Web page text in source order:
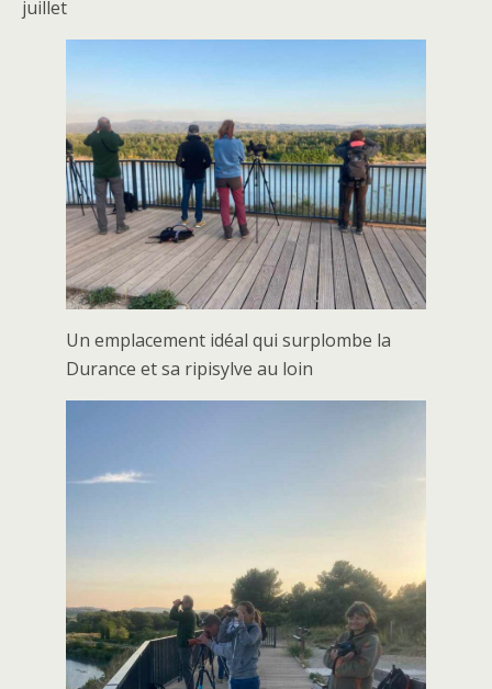
juillet
Un emplacement idéal qui surplombe la
Durance et sa ripisylve au loin